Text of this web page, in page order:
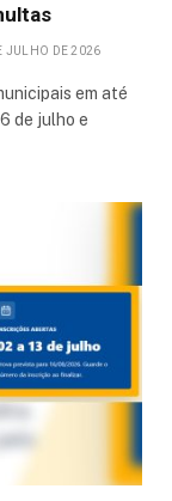
JULHO DE 2026
em até
de julho e